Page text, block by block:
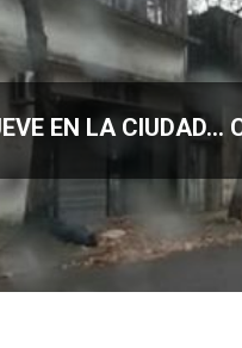
EN LA CIUDAD…